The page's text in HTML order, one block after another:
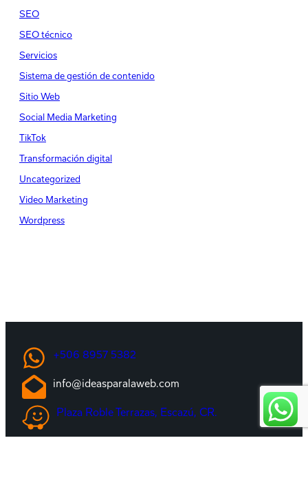
SEO
SEO técnico
Servicios
Sistema de gestión de contenido
Sitio Web
Social Media Marketing
TikTok
Transformación digital
Uncategorized
Video Marketing
Wordpress
+506 8957 5382
info@ideasparalaweb.com
Plaza Roble Terrazas, Escazú, CR.